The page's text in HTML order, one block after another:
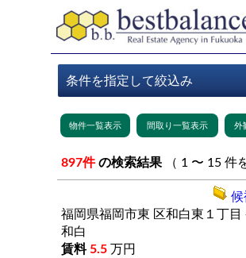
897件 の検索結果 （ 1 〜
福岡県福岡市東 区和白東１丁目
和白
5.5 万円
候